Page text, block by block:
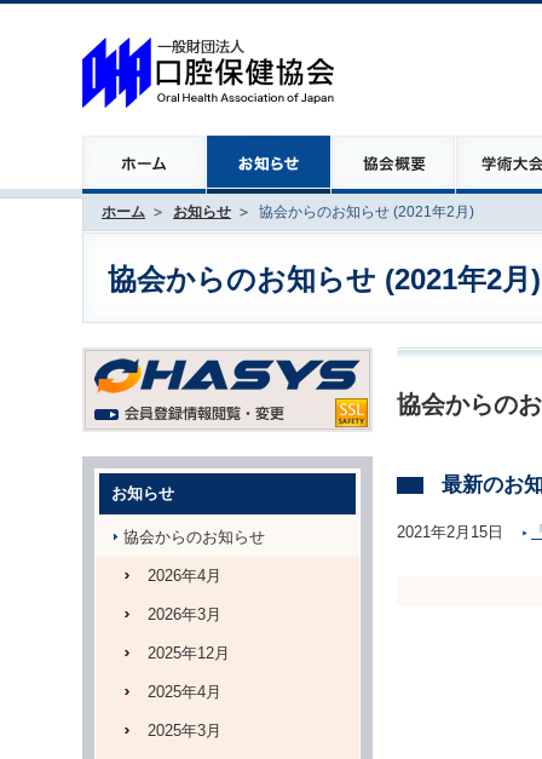
ホーム お知らせ 協会からのお知らせ (2021年2月)
協会からのお知らせ (2021年2月)
協会からの
最新のお
2021年2月15日
お知らせ
協会からのお知らせ
2026年4月
2026年3月
2025年12月
2025年4月
2025年3月